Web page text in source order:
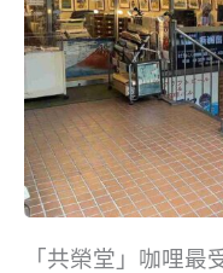
「共榮堂」咖哩最